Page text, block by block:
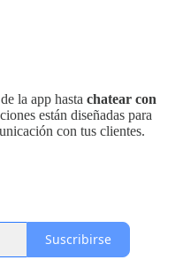
la app hasta chatear con
están diseñadas para
con tus clientes.
Suscribirse